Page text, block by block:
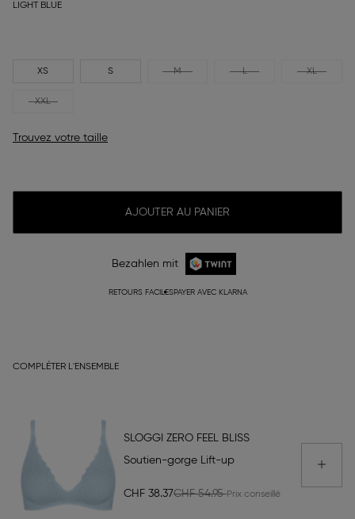
LIGHT BLUE
XS S M L XL
XXL
Trouvez votre taille
AJOUTER AU PANIER
Bezahlen mit
RETOURS FACILESPAYER AVEC KLARNA
COMPLÉTER L'ENSEMBLE
SLOGGI ZERO FEEL BLISS
Soutien-gorge Lift-up
CHF 38.37CHF 54.95